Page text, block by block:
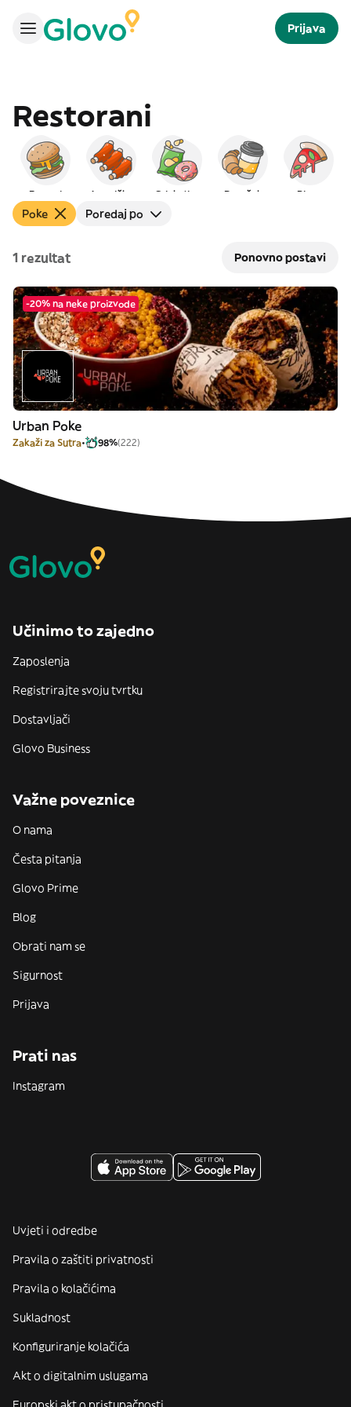
Prijava
Restorani
Burgeri Američka Grickalice Doručak Pizza
Poke Poredaj po
1 rezultat Ponovno postavi
-20% na neke proizvode
Urban Poke
Zakaži za Sutra 98%(222)
Učinimo to zajedno
Zaposlenja
Registrirajte svoju tvrtku
Dostavljači
Glovo Business
Važne poveznice
O nama
Česta pitanja
Glovo Prime
Blog
Obrati nam se
Sigurnost
Prijava
Prati nas
Instagram
Uvjeti i odredbe
Pravila o zaštiti privatnosti
Pravila o kolačićima
Sukladnost
Konfiguriranje kolačića
Akt o digitalnim uslugama